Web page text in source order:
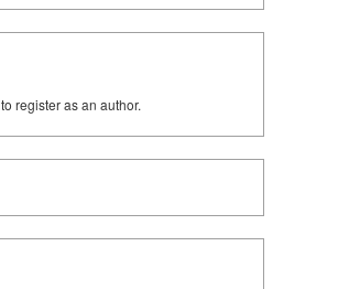
to register as an author.